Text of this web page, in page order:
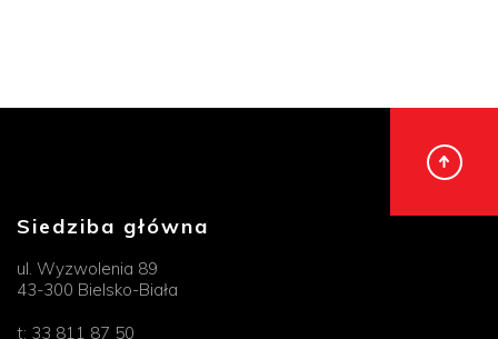
Siedziba główna
ul. Wyzwolenia 89
43-300 Bielsko-Biała
t: 33 811 87 50